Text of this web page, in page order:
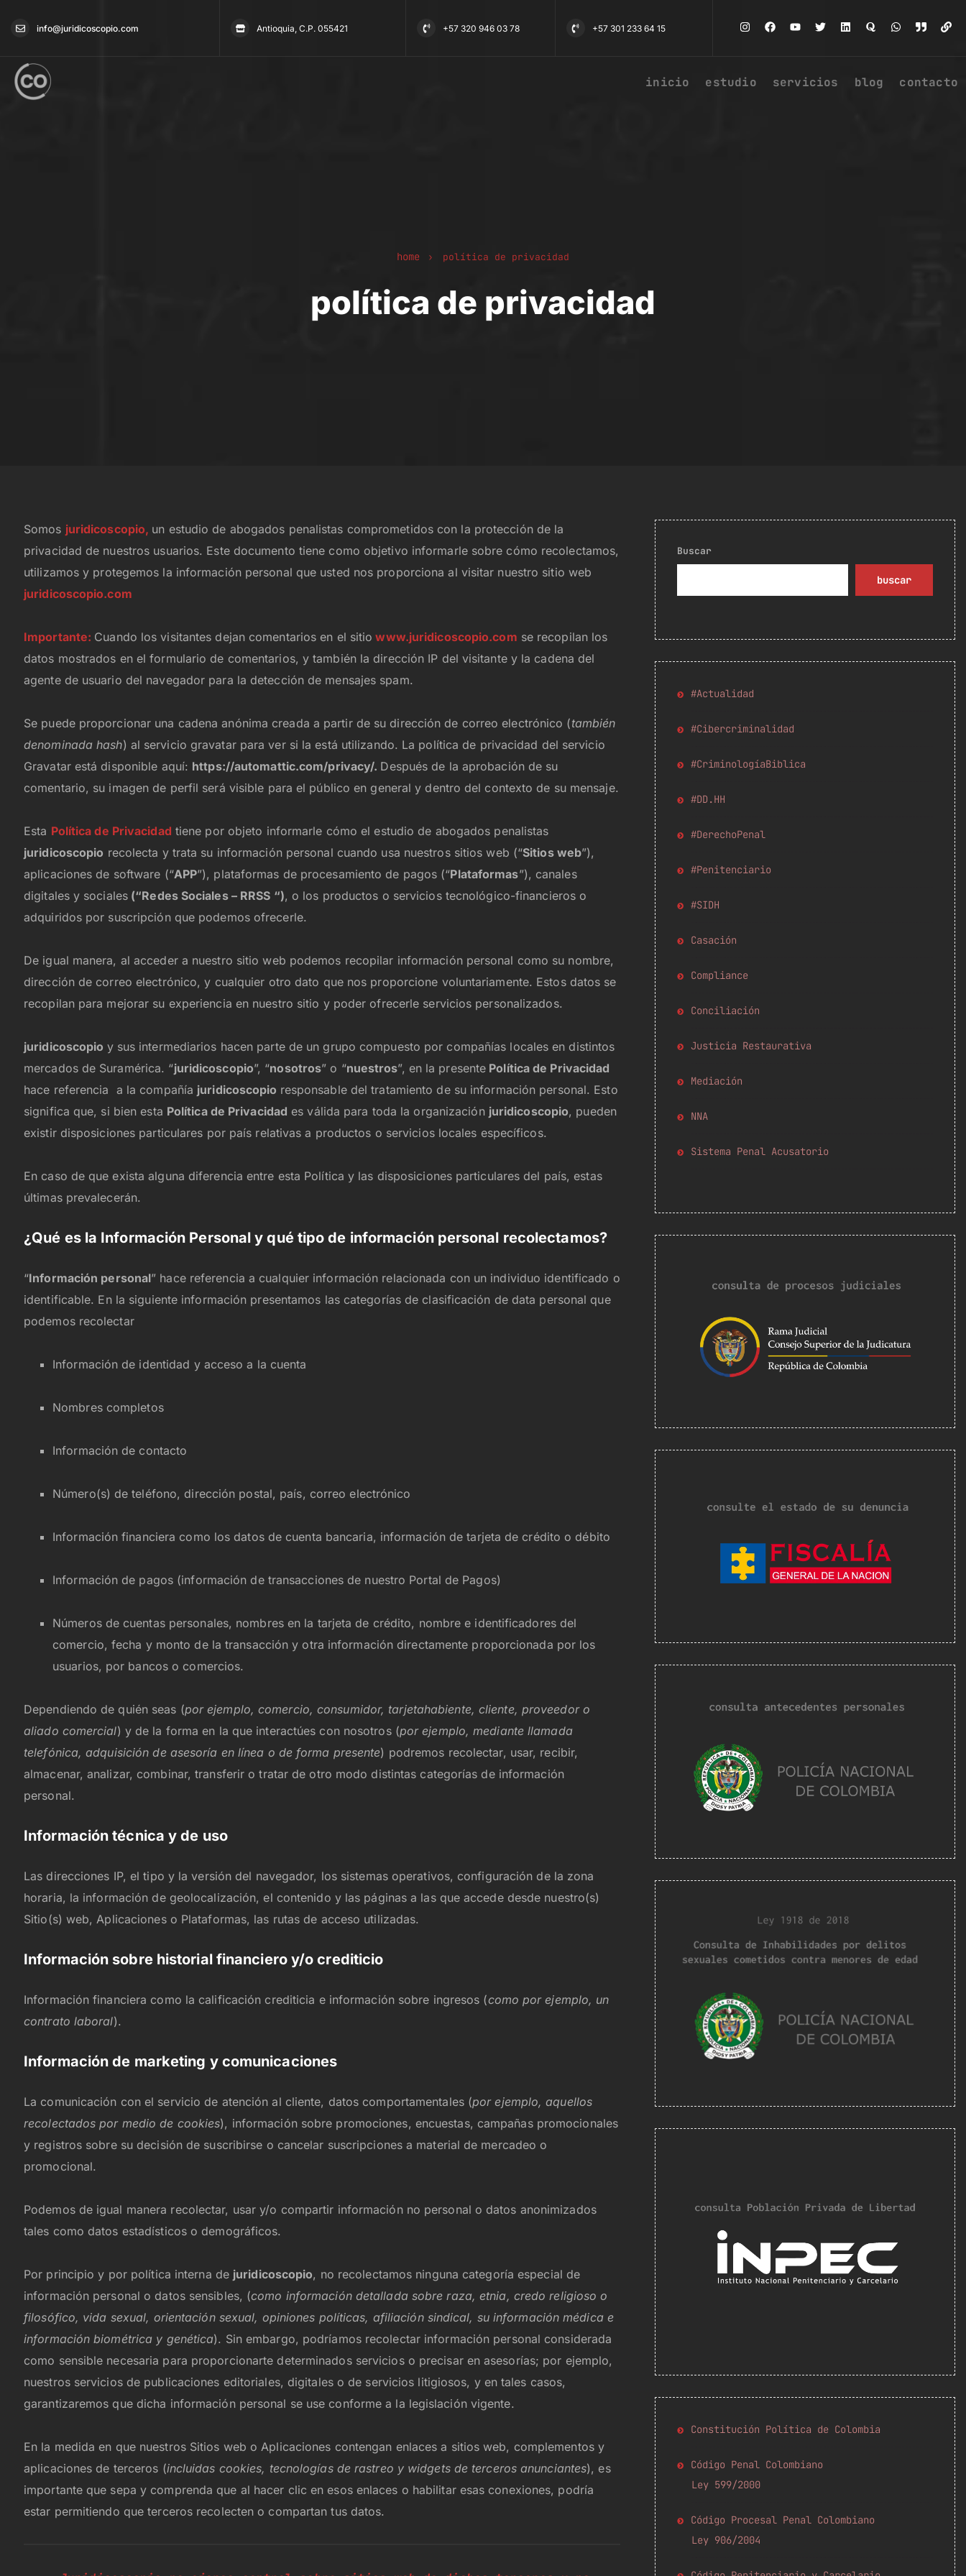
info@juridicoscopio.com Antioquia, C.P. 055421 +57 320 946 03 78 +57 301 233 64 15
inicio estudio servicios blog contacto
home › política de privacidad
política de privacidad
Somos juridicoscopio, un estudio de abogados penalistas comprometidos con la protección de la
privacidad de nuestros usuarios. Este documento tiene como objetivo informarle sobre cómo recolectamos,
utilizamos y protegemos la información personal que usted nos proporciona al visitar nuestro sitio web
juridicoscopio.com
Importante: Cuando los visitantes dejan comentarios en el sitio www.juridicoscopio.com se recopilan los
datos mostrados en el formulario de comentarios, y también la dirección IP del visitante y la cadena del
agente de usuario del navegador para la detección de mensajes spam.
Se puede proporcionar una cadena anónima creada a partir de su dirección de correo electrónico (también
denominada hash) al servicio gravatar para ver si la está utilizando. La política de privacidad del servicio
Gravatar está disponible aquí: https://automattic.com/privacy/. Después de la aprobación de su
comentario, su imagen de perfil será visible para el público en general y dentro del contexto de su mensaje.
Esta Política de Privacidad tiene por objeto informarle cómo el estudio de abogados penalistas
juridicoscopio recolecta y trata su información personal cuando usa nuestros sitios web (“Sitios web”),
aplicaciones de software (“APP”), plataformas de procesamiento de pagos (“Plataformas”), canales
digitales y sociales (“Redes Sociales – RRSS “), o los productos o servicios tecnológico-financieros o
adquiridos por suscripción que podemos ofrecerle.
De igual manera, al acceder a nuestro sitio web podemos recopilar información personal como su nombre,
dirección de correo electrónico, y cualquier otro dato que nos proporcione voluntariamente. Estos datos se
recopilan para mejorar su experiencia en nuestro sitio y poder ofrecerle servicios personalizados.
juridicoscopio y sus intermediarios hacen parte de un grupo compuesto por compañías locales en distintos
mercados de Suramérica. “juridicoscopio”, “nosotros” o “nuestros”, en la presente Política de Privacidad
hace referencia a la compañía juridicoscopio responsable del tratamiento de su información personal. Esto
significa que, si bien esta Política de Privacidad es válida para toda la organización juridicoscopio, pueden
existir disposiciones particulares por país relativas a productos o servicios locales específicos.
En caso de que exista alguna diferencia entre esta Política y las disposiciones particulares del país, estas
últimas prevalecerán.
¿Qué es la Información Personal y qué tipo de información personal recolectamos?
“Información personal” hace referencia a cualquier información relacionada con un individuo identificado o
identificable. En la siguiente información presentamos las categorías de clasificación de data personal que
podemos recolectar
Información de identidad y acceso a la cuenta
Nombres completos
Información de contacto
Número(s) de teléfono, dirección postal, país, correo electrónico
Información financiera como los datos de cuenta bancaria, información de tarjeta de crédito o débito
Información de pagos (información de transacciones de nuestro Portal de Pagos)
Números de cuentas personales, nombres en la tarjeta de crédito, nombre e identificadores del
comercio, fecha y monto de la transacción y otra información directamente proporcionada por los
usuarios, por bancos o comercios.
Dependiendo de quién seas (por ejemplo, comercio, consumidor, tarjetahabiente, cliente, proveedor o
aliado comercial) y de la forma en la que interactúes con nosotros (por ejemplo, mediante llamada
telefónica, adquisición de asesoría en línea o de forma presente) podremos recolectar, usar, recibir,
almacenar, analizar, combinar, transferir o tratar de otro modo distintas categorías de información
personal.
Información técnica y de uso
Las direcciones IP, el tipo y la versión del navegador, los sistemas operativos, configuración de la zona
horaria, la información de geolocalización, el contenido y las páginas a las que accede desde nuestro(s)
Sitio(s) web, Aplicaciones o Plataformas, las rutas de acceso utilizadas.
Información sobre historial financiero y/o crediticio
Información financiera como la calificación crediticia e información sobre ingresos (como por ejemplo, un
contrato laboral).
Información de marketing y comunicaciones
La comunicación con el servicio de atención al cliente, datos comportamentales (por ejemplo, aquellos
recolectados por medio de cookies), información sobre promociones, encuestas, campañas promocionales
y registros sobre su decisión de suscribirse o cancelar suscripciones a material de mercadeo o
promocional.
Podemos de igual manera recolectar, usar y/o compartir información no personal o datos anonimizados
tales como datos estadísticos o demográficos.
Por principio y por política interna de juridicoscopio, no recolectamos ninguna categoría especial de
información personal o datos sensibles, (como información detallada sobre raza, etnia, credo religioso o
filosófico, vida sexual, orientación sexual, opiniones políticas, afiliación sindical, su información médica e
información biométrica y genética). Sin embargo, podríamos recolectar información personal considerada
como sensible necesaria para proporcionarte determinados servicios o precisar en asesorías; por ejemplo,
nuestros servicios de publicaciones editoriales, digitales o de servicios litigiosos, y en tales casos,
garantizaremos que dicha información personal se use conforme a la legislación vigente.
En la medida en que nuestros Sitios web o Aplicaciones contengan enlaces a sitios web, complementos y
aplicaciones de terceros (incluidas cookies, tecnologías de rastreo y widgets de terceros anunciantes), es
importante que sepa y comprenda que al hacer clic en esos enlaces o habilitar esas conexiones, podría
estar permitiendo que terceros recolecten o compartan tus datos.
Buscar
buscar
#Actualidad
#Cibercriminalidad
#CriminologíaBiblica
#DD.HH
#DerechoPenal
#Penitenciario
#SIDH
Casación
Compliance
Conciliación
Justicia Restaurativa
Mediación
NNA
Sistema Penal Acusatorio
Constitución Política de Colombia
Código Penal Colombiano
Ley 599/2000
Código Procesal Penal Colombiano
Ley 906/2004